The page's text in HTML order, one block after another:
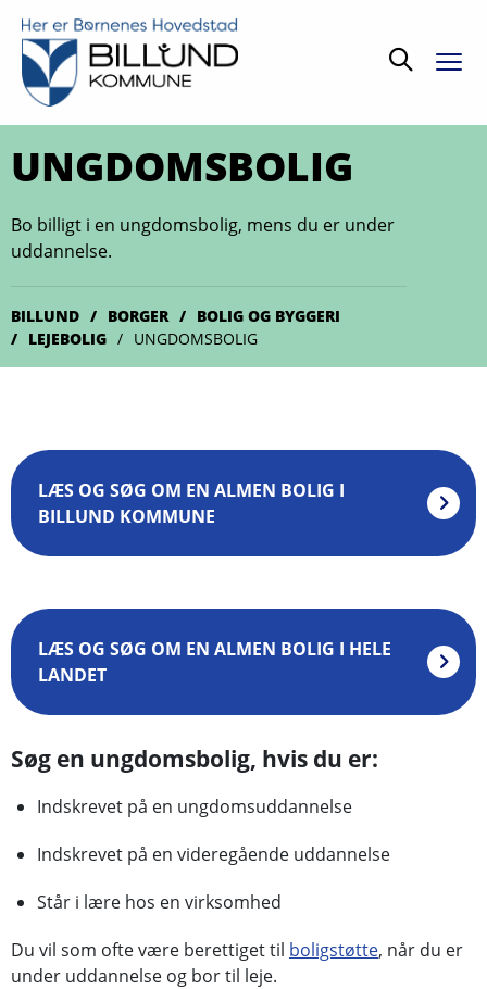
Søg
UNGDOMSBOLIG
Bo billigt i en ungdomsbolig, mens du er under
uddannelse.
BILLUND BORGER
BOLIG OG BYGGERI
LEJEBOLIG
UNGDOMSBOLIG
LÆS OG SØG OM EN ALMEN BOLIG I
BILLUND KOMMUNE
LÆS OG SØG OM EN ALMEN BOLIG I HELE
LANDET
Søg en ungdomsbolig, hvis du er:
Indskrevet på en ungdomsuddannelse
Indskrevet på en videregående uddannelse
Står i lære hos en virksomhed
Du vil som ofte være berettiget til boligstøtte, når du er
under uddannelse og bor til leje.